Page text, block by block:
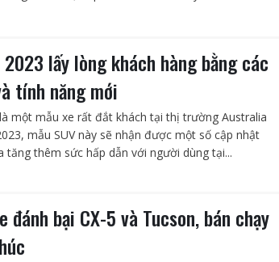
2023 lấy lòng khách hàng bằng các
tính năng mới
một mẫu xe rất đắt khách tại thị trường Australia
mẫu SUV này sẽ nhận được một số cập nhật
tăng thêm sức hấp dẫn với người dùng tại...
đánh bại CX-5 và Tucson, bán chạy